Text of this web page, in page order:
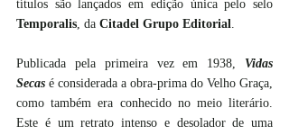
Temporalis, da Citadel Grupo Editorial.
Publicada pela primeira vez em 1938, Vidas
Secas é considerada a obra-prima do Velho Graça,
como também era conhecido no meio literário.
Este é um retrato intenso e desolador de uma